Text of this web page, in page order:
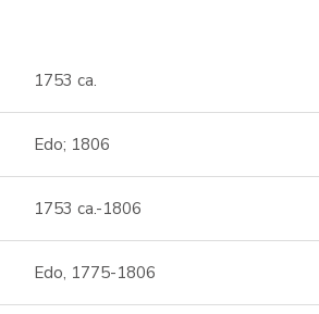
1753 ca.
Edo; 1806
1753 ca.-1806
Edo, 1775-1806